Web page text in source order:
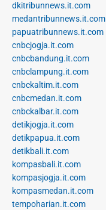
dkitribunnews.it.com
medantribunnews.it.com
papuatribunnews.it.com
cnbcjogja.it.com
cnbcbandung.it.com
cnbclampung.it.com
cnbckaltim.it.com
cnbcmedan.it.com
cnbckalbar.it.com
detikjogja.it.com
detikpapua.it.com
detikbali.it.com
kompasbali.it.com
kompasjogja.it.com
kompasmedan.it.com
tempoharian.it.com